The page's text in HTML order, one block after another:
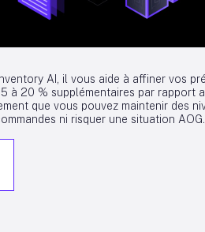
AI, il vous aide à affiner vos
à 20 % supplémentaires par rapport
que vous pouvez maintenir des
ni risquer une situation AOG.